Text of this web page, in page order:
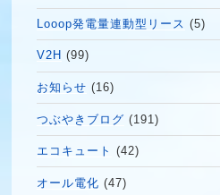
Looop発電量連動型リース (5)
V2H (99)
お知らせ (16)
つぶやきブログ (191)
エコキュート (42)
オール電化 (47)